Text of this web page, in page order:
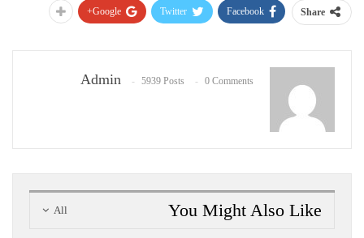
Share
Facebook
Twitter
Google+
Admin 5939 Posts 0 Comments
All You Might Also Like